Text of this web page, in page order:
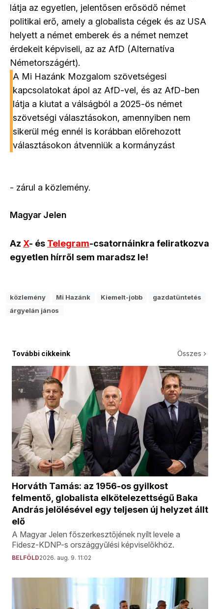
látja az egyetlen, jelentősen erősödő német
politikai erő, amely a globalista cégek és az USA
helyett a német emberek és a német nemzet
érdekeit képviseli, az az AfD (Alternatíva
Németországért).
A Mi Hazánk Mozgalom szövetségesi
kapcsolatokat ápol az AfD-vel, és az AfD-ben
látja a kiutat a válságból a 2025-ös német
szövetségi választásokon, amennyiben nem
sikerül még ennél is korábban előrehozott
választásokon átvenniük a kormányzást
- zárul a közlemény.
Magyar Jelen
Az X- és Telegram-csatornáinkra feliratkozva
egyetlen hírről sem maradsz le!
közlemény Mi Hazánk Kiemelt-jobb
gazdatüntetés
árgyelán jános
További cikkeink Összes
Horváth Tamás: az 1956-os gyilkost
felmentő, globalista elkötelezettségű Baka
András jelölésével egy teljesen új helyzet állt
elő
A Magyar Jelen főszerkesztőjének nyílt levele a
Fidesz-KDNP-s országgyűlési képviselőkhöz.
BELFÖLD2026. aug. 9. 11:02